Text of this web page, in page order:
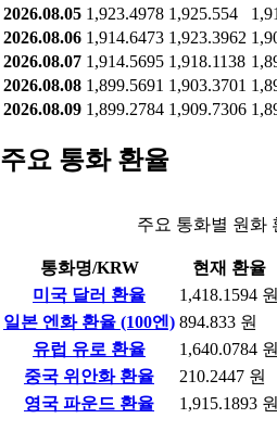
2026.08.05 1,923.4978 1,925.554
2026.08.06 1,914.6473 1,923.3962
2026.08.07 1,914.5695 1,918.1138
2026.08.08 1,899.5691 1,903.3701
2026.08.09 1,899.2784 1,909.7306
주요 통화 환율
주요 통화별 원화
통화명/KRW 현재 환율
미국 달러 환율
1,418.1594 원
일본 엔화 환율 (100엔) 894.833 원
유럽 유로 환율
1,640.0784 원
중국 위안화 환율
210.2447 원
영국 파운드 환율
1,915.1893 원